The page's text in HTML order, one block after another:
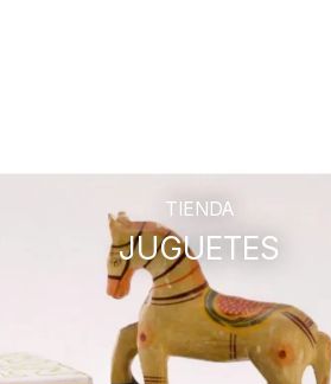
TIENDA
JUGUETES